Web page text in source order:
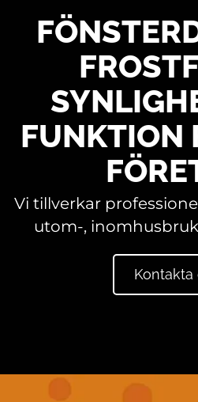
FUNKTION
Vi tillverkar
utom-,
Kontakta